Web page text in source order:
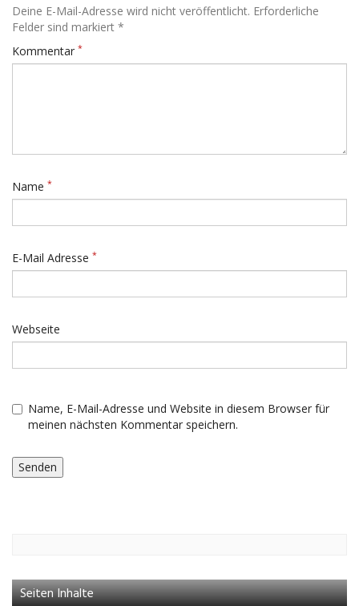
Deine E-Mail-Adresse wird nicht veröffentlicht. Erforderliche
Felder sind markiert *
Kommentar *
Name *
E-Mail Adresse *
Webseite
Name, E-Mail-Adresse und Website in diesem Browser für
meinen nächsten Kommentar speichern.
Seiten Inhalte